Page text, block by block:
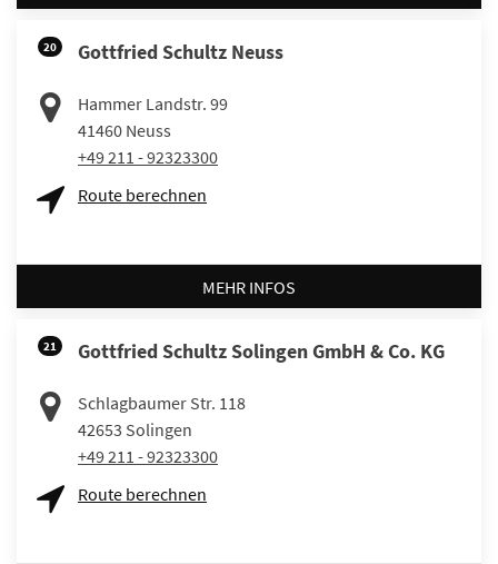
20 Gottfried Schultz Neuss
Hammer Landstr. 99
41460 Neuss
+49 211 - 92323300
Route berechnen
MEHR INFOS
21 Gottfried Schultz Solingen GmbH & Co. KG
Schlagbaumer Str. 118
42653 Solingen
+49 211 - 92323300
Route berechnen